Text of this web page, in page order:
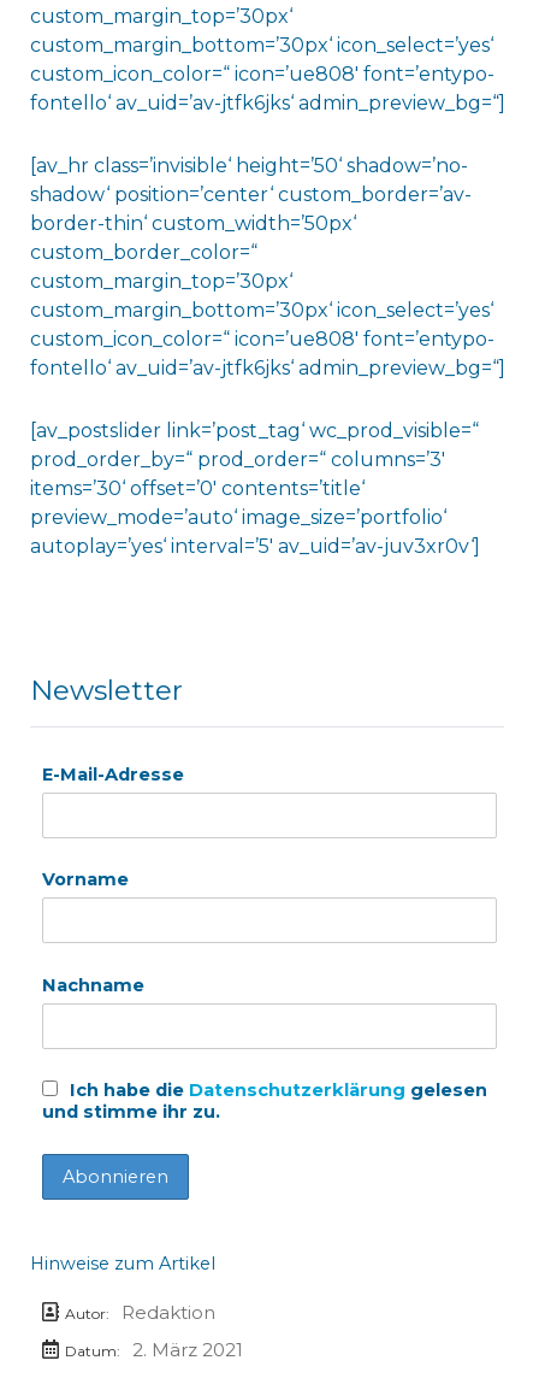
custom_margin_top=’30px‘
custom_margin_bottom=’30px‘ icon_select=’yes‘
custom_icon_color=“ icon=’ue808′ font=’entypo-
fontello‘ av_uid=’av-jtfk6jks‘ admin_preview_bg=“]
[av_hr class=’invisible‘ height=’50‘ shadow=’no-
shadow‘ position=’center‘ custom_border=’av-
border-thin‘ custom_width=’50px‘
custom_border_color=“
custom_margin_top=’30px‘
custom_margin_bottom=’30px‘ icon_select=’yes‘
custom_icon_color=“ icon=’ue808′ font=’entypo-
fontello‘ av_uid=’av-jtfk6jks‘ admin_preview_bg=“]
[av_postslider link=’post_tag‘ wc_prod_visible=“
prod_order_by=“ prod_order=“ columns=’3′
items=’30‘ offset=’0′ contents=’title‘
preview_mode=’auto‘ image_size=’portfolio‘
autoplay=’yes‘ interval=’5′ av_uid=’av-juv3xr0v‘]
Newsletter
E-Mail-Adresse
Vorname
Nachname
Ich habe die Datenschutzerklärung gelesen
und stimme ihr zu.
Hinweise zum Artikel
Autor: Redaktion
Datum:
2. März 2021